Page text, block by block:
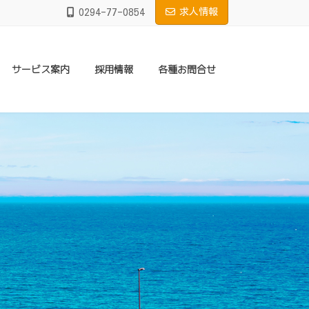
0294-77-0854 求人情報
サービス案内 採用情報 各種お問合せ